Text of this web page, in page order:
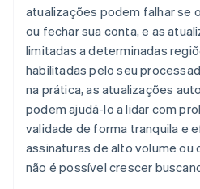
atualizações podem falhar se
ou fechar sua conta, e as
limitadas a determinadas
habilitadas pelo seu
na prática, as atualizações
podem ajudá-lo a lidar com
validade de forma tranquila e
assinaturas de alto volume ou
não é possível crescer